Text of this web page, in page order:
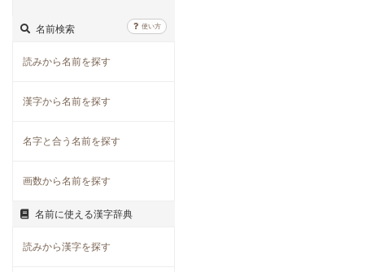
名前検索 使い方
読みから名前を探す
漢字から名前を探す
名字と合う名前を探す
画数から名前を探す
名前に使える漢字辞典
読みから漢字を探す